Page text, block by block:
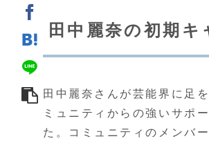
田中麗奈の初期
田中麗奈さんが芸能界に足
ミュニティからの強いサポ
た。コミュニティのメンバ